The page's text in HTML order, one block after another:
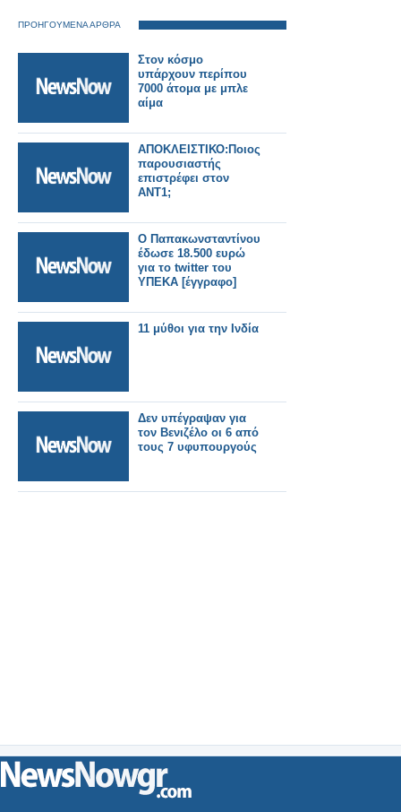
ΠΡΟΗΓΟΥΜΕΝΑ ΑΡΘΡΑ
Στον κόσμο
υπάρχουν περίπου
7000 άτομα με μπλε
αίμα
ΑΠΟΚΛΕΙΣΤΙΚΟ:Ποιος
παρουσιαστής
επιστρέφει στον
ΑΝΤ1;
Ο Παπακωνσταντίνου
έδωσε 18.500 ευρώ
για το twitter του
ΥΠΕΚΑ [έγγραφο]
11 μύθοι για την Ινδία
Δεν υπέγραψαν για
τον Βενιζέλο οι 6 από
τους 7 υφυπουργούς